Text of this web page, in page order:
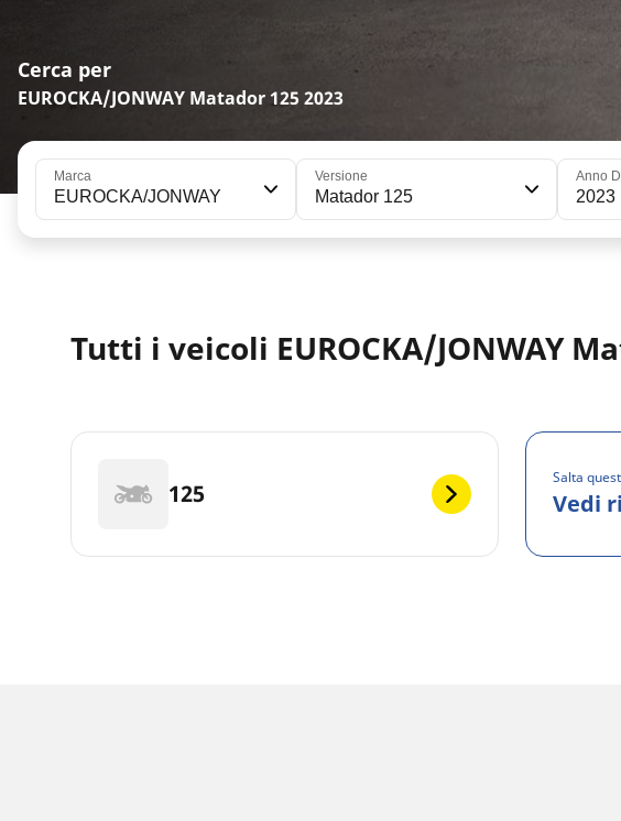
Cerca per
EUROCKA/JONWAY Matador 125 2023
Marca
EUROCKA/JONWAY
Versione
Matador 125
Anno
2023
Tutti i veicoli EUROCKA/JONWAY
125
Salta
Vedi